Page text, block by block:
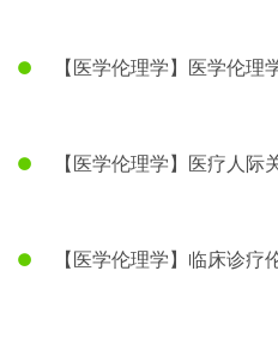
【医学伦理学】医学伦理
【医学伦理学】医疗人际
【医学伦理学】临床诊疗